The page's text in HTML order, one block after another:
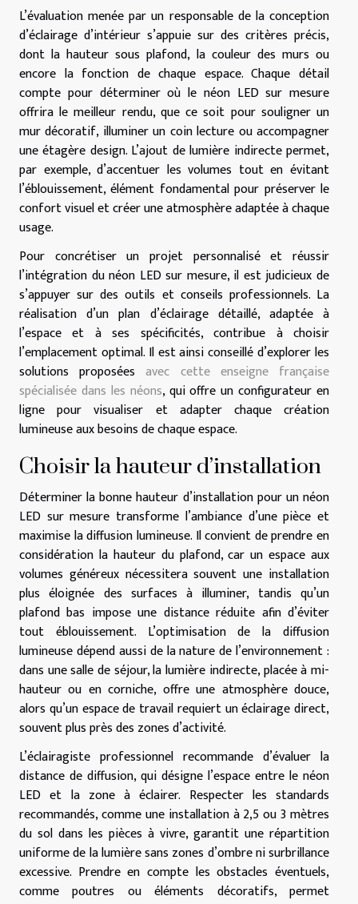
L’évaluation menée par un responsable de la conception
d’éclairage d’intérieur s’appuie sur des critères précis,
dont la hauteur sous plafond, la couleur des murs ou
encore la fonction de chaque espace. Chaque détail
compte pour déterminer où le néon LED sur mesure
offrira le meilleur rendu, que ce soit pour souligner un
mur décoratif, illuminer un coin lecture ou accompagner
une étagère design. L’ajout de lumière indirecte permet,
par exemple, d’accentuer les volumes tout en évitant
l’éblouissement, élément fondamental pour préserver le
confort visuel et créer une atmosphère adaptée à chaque
usage.
Pour concrétiser un projet personnalisé et réussir
l’intégration du néon LED sur mesure, il est judicieux de
s’appuyer sur des outils et conseils professionnels. La
réalisation d’un plan d’éclairage détaillé, adaptée à
l’espace et à ses spécificités, contribue à choisir
l’emplacement optimal. Il est ainsi conseillé d’explorer les
solutions proposéesavec cette enseigne française
spécialisée dans les néons, qui offre un configurateur en
ligne pour visualiser et adapter chaque création
lumineuse aux besoins de chaque espace.
Choisir la hauteur d’installation
Déterminer la bonne hauteur d’installation pour un néon
LED sur mesure transforme l’ambiance d’une pièce et
maximise la diffusion lumineuse. Il convient de prendre en
considération la hauteur du plafond, car un espace aux
volumes généreux nécessitera souvent une installation
plus éloignée des surfaces à illuminer, tandis qu’un
plafond bas impose une distance réduite afin d’éviter
tout éblouissement. L’optimisation de la diffusion
lumineuse dépend aussi de la nature de l’environnement :
dans une salle de séjour, la lumière indirecte, placée à mi-
hauteur ou en corniche, offre une atmosphère douce,
alors qu’un espace de travail requiert un éclairage direct,
souvent plus près des zones d’activité.
L’éclairagiste professionnel recommande d’évaluer la
distance de diffusion, qui désigne l’espace entre le néon
LED et la zone à éclairer. Respecter les standards
recommandés, comme une installation à 2,5 ou 3 mètres
du sol dans les pièces à vivre, garantit une répartition
uniforme de la lumière sans zones d’ombre ni surbrillance
excessive. Prendre en compte les obstacles éventuels,
comme poutres ou éléments décoratifs, permet